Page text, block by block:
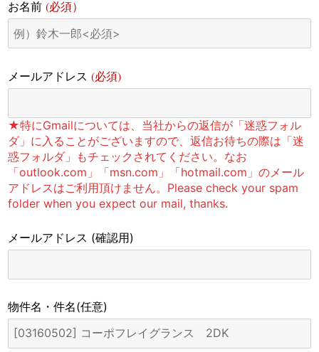
お名前(必須）
メールアドレス(必須)
★特にGmailについては、当社からの返信が「迷惑フォル
ダ」に入ることがございますので、返信お待ちの際は「迷
惑フォルダ」もチェックされてください。なお
「outlook.com」「msn.com」「hotmail.com」のメール
アドレスはご利用頂けません。Please check your spam
folder when you expect our mail, thanks.
メールアドレス (確認用)
物件名・件名(任意)